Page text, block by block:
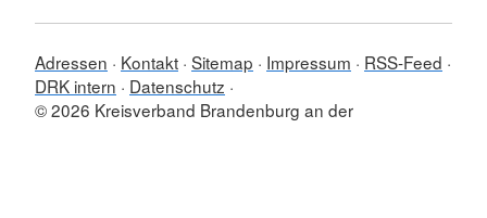
Adressen Kontakt Sitemap Impressum
RSS-Feed
DRK intern
Datenschutz
© 2026 Kreisverband Brandenburg an der